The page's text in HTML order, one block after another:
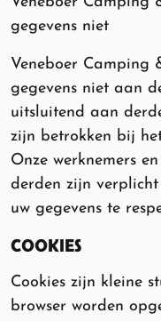
gegevens niet
Veneboer Camping
gegevens niet aan
uitsluitend aan
zijn betrokken bij
Onze werknemers
derden zijn
uw gegevens te
COOKIES
Cookies zijn kleine
browser worden